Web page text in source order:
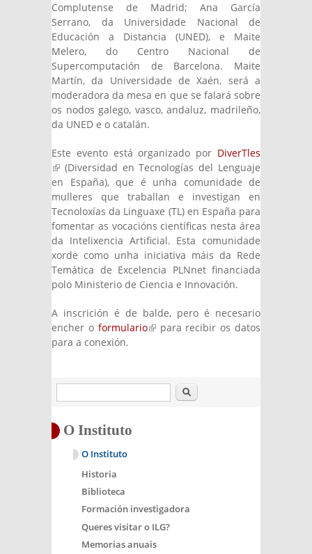
Complutense de Madrid; Ana García
Serrano, da Universidade Nacional de
Educación a Distancia (UNED), e Maite
Melero, do Centro Nacional de
Supercomputación de Barcelona. Maite
Martín, da Universidade de Xaén, será a
moderadora da mesa en que se falará sobre
os nodos galego, vasco, andaluz, madrileño,
da UNED e o catalán.
Este evento está organizado por DiverTles
(link is external)
(Diversidad en Tecnologías del Lenguaje
en España), que é unha comunidade de
mulleres que traballan e investigan en
Tecnoloxías da Linguaxe (TL) en España para
fomentar as vocacións científicas nesta área
da Intelixencia Artificial. Esta comunidade
xorde como unha iniciativa máis da Rede
Temática de Excelencia PLNnet financiada
polo Ministerio de Ciencia e Innovación.
A inscrición é de balde, pero é necesario
encher o formulario(link is external)
para recibir os datos
para a conexión.
Buscar
O Instituto
O Instituto
Historia
Biblioteca
Formación investigadora
Queres visitar o ILG?
Memorias anuais